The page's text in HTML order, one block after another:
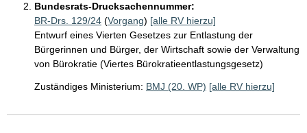
Bundesrats-Drucksachennummer:
BR-Drs. 129/24 (Vorgang) [alle RV hierzu]
Entwurf eines Vierten Gesetzes zur Entlastung der
Bürgerinnen und Bürger, der Wirtschaft sowie der Verwaltung
von Bürokratie (Viertes Bürokratieentlastungsgesetz)
Zuständiges Ministerium: BMJ (20. WP) [alle RV hierzu]